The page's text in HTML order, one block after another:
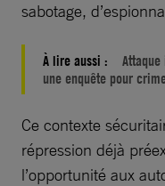
sabotage,
À lire aussi :
une enquête pour
Ce contexte
répression déjà
l’opportunité aux